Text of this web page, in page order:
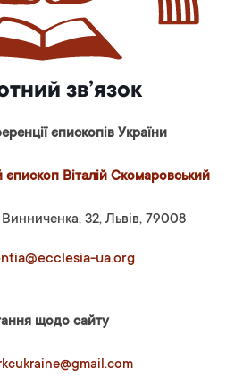
зв’язок
єпископів України
Віталій Скомаровський
Винниченка, 32, Львів, 79008
ua.org
щодо сайту